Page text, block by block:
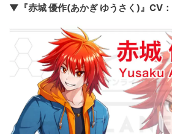
▼『赤城 優作(あかぎ ゆうさく)』CV